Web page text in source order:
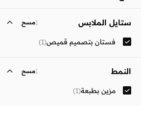
ستايل الملابس 1مسح
فستان بتصميم قميص(
1
)
النمط 1مسح
مزين بطبعة(
1
)